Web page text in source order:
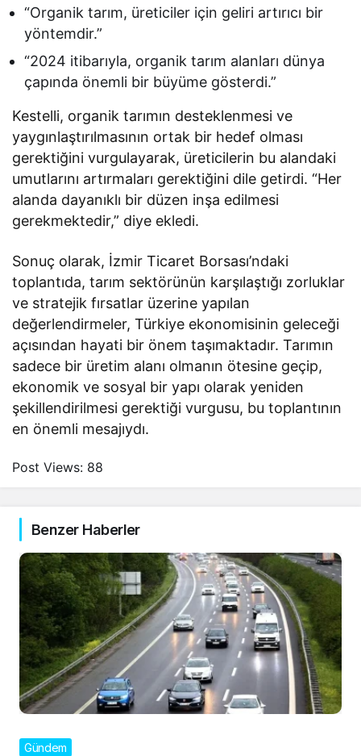
“Organik tarım, üreticiler için geliri artırıcı bir
yöntemdir.”
“2024 itibarıyla, organik tarım alanları dünya
çapında önemli bir büyüme gösterdi.”
Kestelli, organik tarımın desteklenmesi ve
yaygınlaştırılmasının ortak bir hedef olması
gerektiğini vurgulayarak, üreticilerin bu alandaki
umutlarını artırmaları gerektiğini dile getirdi. “Her
alanda dayanıklı bir düzen inşa edilmesi
gerekmektedir,” diye ekledi.
Sonuç olarak, İzmir Ticaret Borsası’ndaki
toplantıda, tarım sektörünün karşılaştığı zorluklar
ve stratejik fırsatlar üzerine yapılan
değerlendirmeler, Türkiye ekonomisinin geleceği
açısından hayati bir önem taşımaktadır. Tarımın
sadece bir üretim alanı olmanın ötesine geçip,
ekonomik ve sosyal bir yapı olarak yeniden
şekillendirilmesi gerektiği vurgusu, bu toplantının
en önemli mesajıydı.
Post Views: 88
Benzer Haberler
Gündem